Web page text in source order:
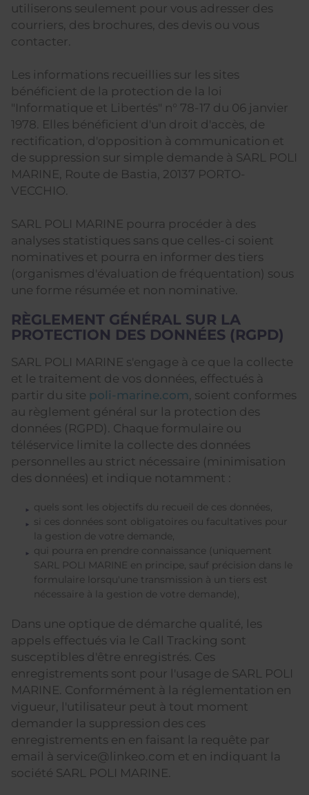
utiliserons seulement pour vous adresser des
courriers, des brochures, des devis ou vous
contacter.
Les informations recueillies sur les sites
bénéficient de la protection de la loi
"Informatique et Libertés" n° 78-17 du 06 janvier
1978. Elles bénéficient d'un droit d'accès, de
rectification, d'opposition à communication et
de suppression sur simple demande à SARL POLI
MARINE, Route de Bastia, 20137 PORTO-
VECCHIO.
SARL POLI MARINE pourra procéder à des
analyses statistiques sans que celles-ci soient
nominatives et pourra en informer des tiers
(organismes d'évaluation de fréquentation) sous
une forme résumée et non nominative.
RÈGLEMENT GÉNÉRAL SUR LA
PROTECTION DES DONNÉES (RGPD)
SARL POLI MARINE s'engage à ce que la collecte
et le traitement de vos données, effectués à
partir du site poli-marine.com , soient conformes
au règlement général sur la protection des
données (RGPD). Chaque formulaire ou
téléservice limite la collecte des données
personnelles au strict nécessaire (minimisation
des données) et indique notamment :
quels sont les objectifs du recueil de ces données,
si ces données sont obligatoires ou facultatives pour
la gestion de votre demande,
qui pourra en prendre connaissance (uniquement
SARL POLI MARINE en principe, sauf précision dans le
formulaire lorsqu'une transmission à un tiers est
nécessaire à la gestion de votre demande),
Dans une optique de démarche qualité, les
appels effectués via le Call Tracking sont
susceptibles d'être enregistrés. Ces
enregistrements sont pour l'usage de SARL POLI
MARINE. Conformément à la réglementation en
vigueur, l'utilisateur peut à tout moment
demander la suppression des ces
enregistrements en en faisant la requête par
email à service@linkeo.com et en indiquant la
société SARL POLI MARINE.